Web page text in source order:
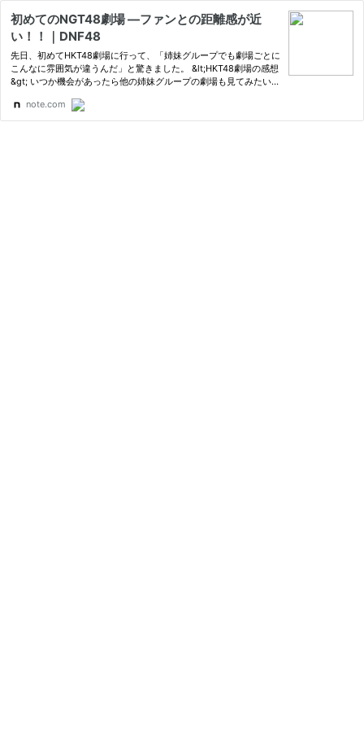
初めてのNGT48劇場 ―ファンとの距離感が近
い！！｜DNF48
先日、初めてHKT48劇場に行って、「姉妹グループでも劇場ごとに
こんなに雰囲気が違うんだ」と驚きました。 &lt;HKT48劇場の感想
&gt; いつか機会があったら他の姉妹グループの劇場も見てみたいな
GT48劇場に…
note.com